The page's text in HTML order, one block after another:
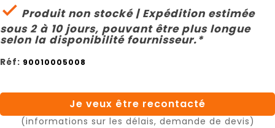
 Produit non stocké | Expédition estimée
sous 2 à 10 jours, pouvant être plus longue
selon la disponibilité fournisseur.*
Réf: 90010005008
Je veux être recontacté
(informations sur les délais, demande de devis)